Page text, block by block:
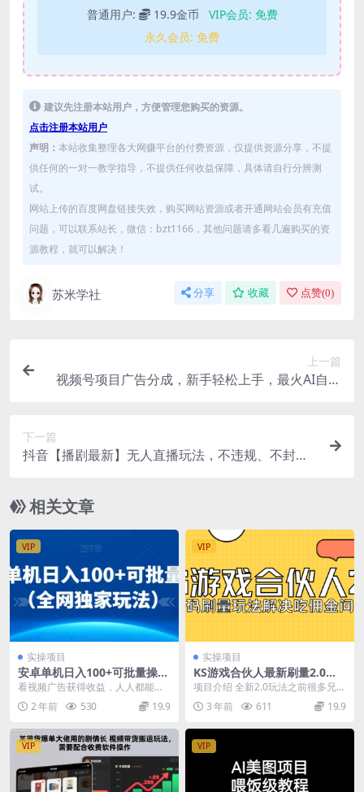
普通用户: 19.9金币 VIP会员: 免费
永久会员: 免费
建议先注册本站用户，方便管理您购买的资源。
点击注册本站用户
声明： 本站收集整理各大网赚平台的付费资源，仅提供资源分享，不提
供任何的一对一教学指导，不提供任何收益保障，具体请自行分辨测
试。
网站上传的百度网盘链接失效，购买网站资源或者开通网站会员有充值
问题，可以联系站长，微信：bzt1166，其他问题请多看几遍购买的资
源教程，就可以解决！
苏米学社 分享 收藏 点赞(0)
上一篇
视频号项目广告分成，新手轻松上手，最火AI自动
下一篇
抖音【播剧最新】无人直播玩法，不违规、不封
相关文章
VIP
实操项目
安卓单机日入100+可批量操作
（全网独家玩法）
看视频广告获得收益，人人都能
玩，用空闲时间就可以赚钱，刷刷
手机就可以赚钱赚的是商...
2 年前 530 19.9
VIP
实操项目
KS游戏合伙人最新刷量2.0玩
法解决吃佣问题稳定跑一天15
0-200接码无限操作
项目介绍 全新2.0玩法之前很多兄弟
反馈吃米比较厉害也是给大家各种
测试研究出来的...
3 年前 611 19.9
VIP VIP